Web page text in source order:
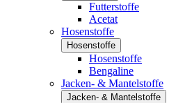
Futterstoffe
Acetat
Hosenstoffe
Hosenstoffe
Hosenstoffe
Bengaline
Jacken- & Mantelstoffe
Jacken- & Mantelstoffe